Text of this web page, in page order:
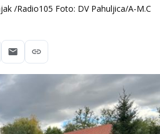
/Radio105 Foto: DV Pahuljica/A-M.C